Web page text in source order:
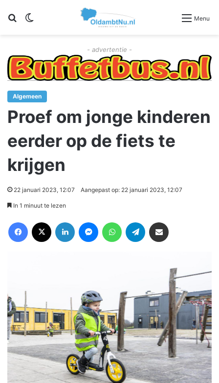
Zoeken Menu
- advertentie -
Algemeen
Proef om jonge kinderen
eerder op de fiets te
krijgen
22 januari 2023, 12:07 Aangepast op: 22 januari 2023, 12:07
In 1 minuut te lezen